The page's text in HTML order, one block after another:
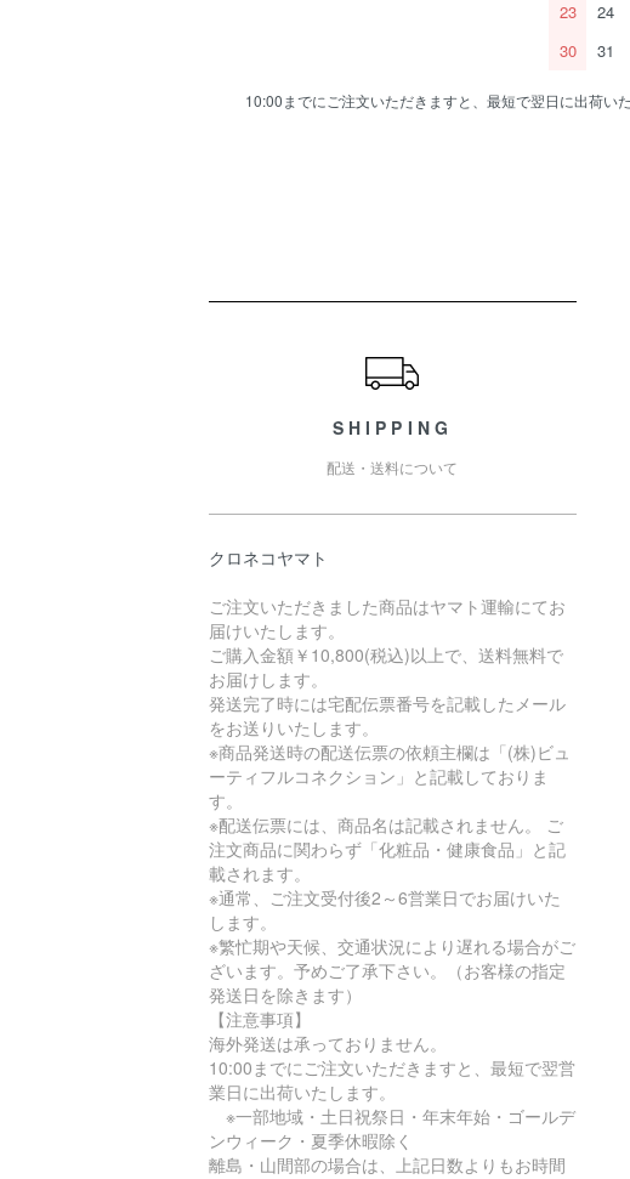
23
24
30
31
10:00までにご注文いただきますと、最短で翌日に出荷い
SHIPPING
配送・送料について
クロネコヤマト
ご注文いただきました商品はヤマト運輸にてお
届けいたします。
ご購入金額￥10,800(税込)以上で、送料無料で
お届けします。
発送完了時には宅配伝票番号を記載したメール
をお送りいたします。
※商品発送時の配送伝票の依頼主欄は「(株)ビュ
ーティフルコネクション」と記載しておりま
す。
※配送伝票には、商品名は記載されません。 ご
注文商品に関わらず「化粧品・健康食品」と記
載されます。
※通常、ご注文受付後2～6営業日でお届けいた
します。
※繁忙期や天候、交通状況により遅れる場合がご
ざいます。予めご了承下さい。（お客様の指定
発送日を除きます）
【注意事項】
海外発送は承っておりません。
10:00までにご注文いただきますと、最短で翌営
業日に出荷いたします。
※一部地域・土日祝祭日・年末年始・ゴールデ
ンウィーク・夏季休暇除く
離島・山間部の場合は、上記日数よりもお時間